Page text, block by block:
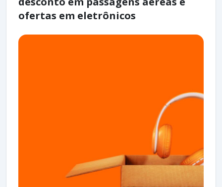
ofertas em eletrônicos